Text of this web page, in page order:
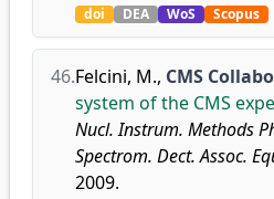
doi DEA WoS Scopus
46.Felcini, M., CMS
system of the CMS
Nucl. Instrum. Methods
Spectrom. Dect. Assoc.
2009.